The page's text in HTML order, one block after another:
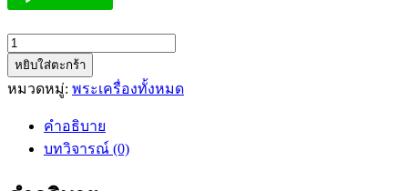
จำนวน
หลวง
พ่อ
นฤมิต
หยิบใส่ตะกร้า
หมวดหมู่: พระเครื่องทั้งหมด
คำอธิบาย
บทวิจารณ์ (0)